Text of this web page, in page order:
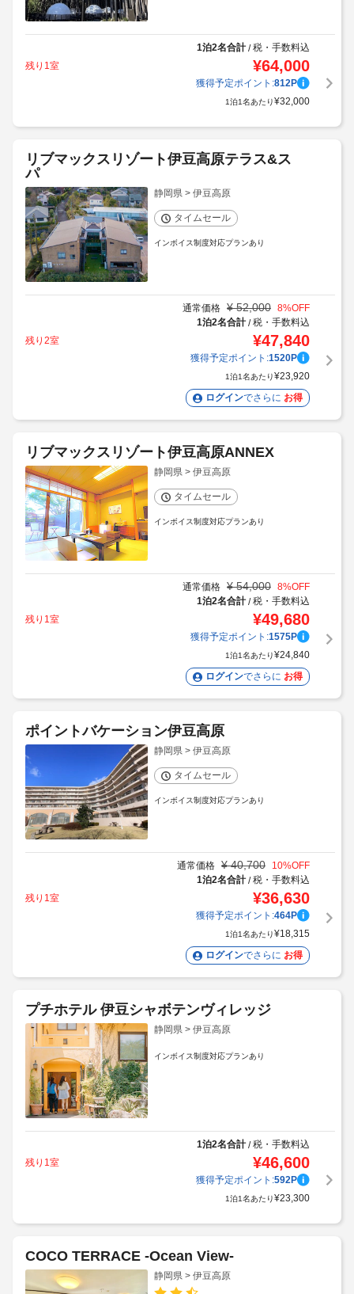
1泊2名合計/税・手数料込
残り1室
¥64,000
獲得予定ポイント:812P
1泊1名あたり¥32,000
リブマックスリゾート伊豆高原テラス&ス
パ
静岡県 > 伊豆高原
タイムセール
インボイス制度対応プランあり
通常価格 ¥ 52,000 8%OFF
1泊2名合計/税・手数料込
残り2室
¥47,840
獲得予定ポイント:1520P
1泊1名あたり¥23,920
ログインでさらに お得
リブマックスリゾート伊豆高原ANNEX
静岡県 > 伊豆高原
タイムセール
インボイス制度対応プランあり
通常価格 ¥ 54,000 8%OFF
1泊2名合計/税・手数料込
残り1室
¥49,680
獲得予定ポイント:1575P
1泊1名あたり¥24,840
ログインでさらに お得
ポイントバケーション伊豆高原
静岡県 > 伊豆高原
タイムセール
インボイス制度対応プランあり
通常価格 ¥ 40,700 10%OFF
1泊2名合計/税・手数料込
残り1室
¥36,630
獲得予定ポイント:464P
1泊1名あたり¥18,315
ログインでさらに お得
プチホテル 伊豆シャボテンヴィレッジ
静岡県 > 伊豆高原
インボイス制度対応プランあり
1泊2名合計/税・手数料込
残り1室
¥46,600
獲得予定ポイント:592P
1泊1名あたり¥23,300
COCO TERRACE -Ocean View-
静岡県 > 伊豆高原